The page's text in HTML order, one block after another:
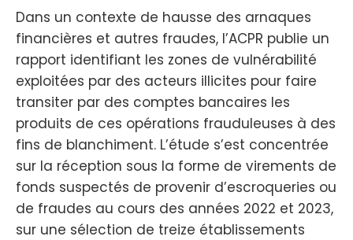
Dans un contexte de hausse des arnaques
financières et autres fraudes, l’ACPR publie un
rapport identifiant les zones de vulnérabilité
exploitées par des acteurs illicites pour faire
transiter par des comptes bancaires les
produits de ces opérations frauduleuses à des
fins de blanchiment. L’étude s’est concentrée
sur la réception sous la forme de virements de
fonds suspectés de provenir d’escroqueries ou
de fraudes au cours des années 2022 et 2023,
sur une sélection de treize établissements